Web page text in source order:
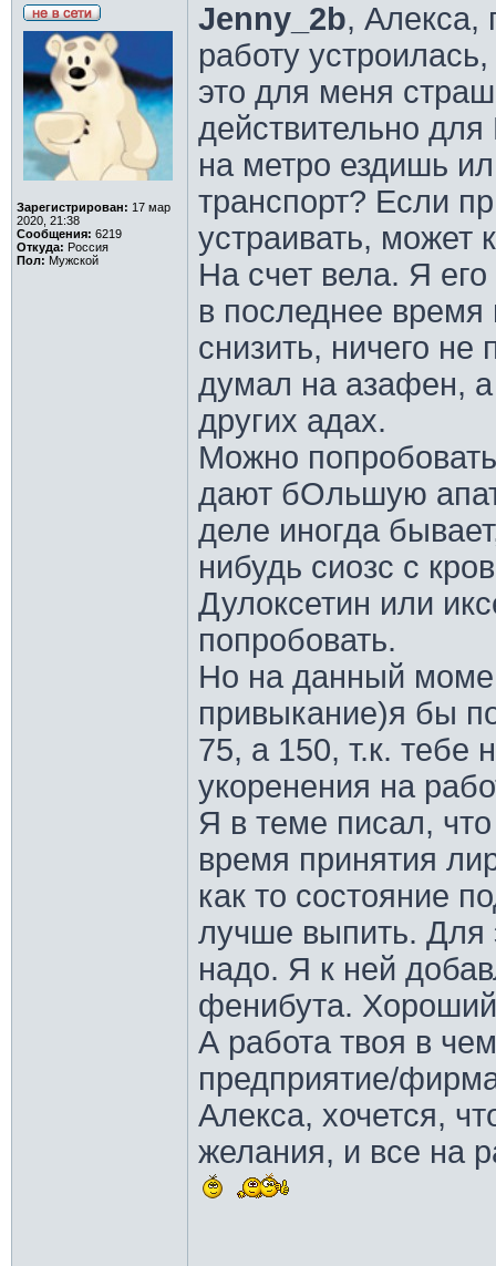
Зарегистрирован: 17 мар
2020, 21:38
Сообщения: 6219
Откуда: Россия
Пол: Мужской
Jenny_2b, Алекса,
работу
это для меня
действительно
на метро ездишь
транспорт? Если
устраивать, может
На счет вела. Я
в последнее время
снизить, ничего не
думал на азафен,
других адах.
Можно
дают бОльшую
деле иногда
нибудь сиозс с
Дулоксетин или
попробовать.
Но на данный
привыкание)я бы
75, а 150, т.к. тебе
укоренения на
Я в теме писал,
время принятия
как то состояние
лучше выпить. Для
надо. Я к ней
фенибута.
А работа твоя в
предприятие/
Алекса, хочется,
желания, и все на